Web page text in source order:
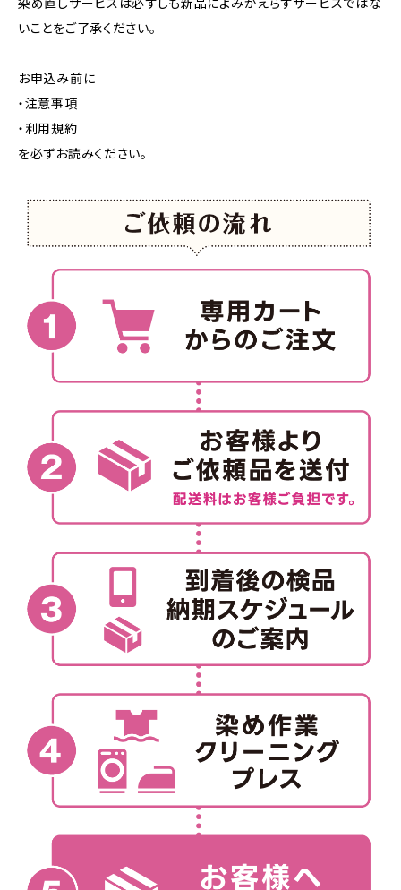
染め直しサービスは必ずしも新品によみがえらすサービスではな
いことをご了承ください。
お申込み前に
・注意事項
・利用規約
を必ずお読みください。